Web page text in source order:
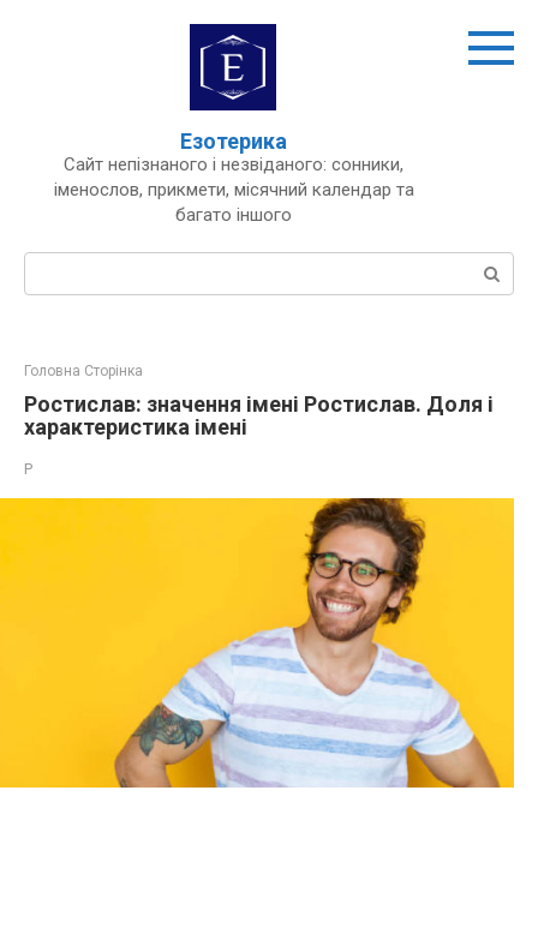
Езотерика
Сайт непізнаного і незвіданого: сонники,
іменослов, прикмети, місячний календар та
багато іншого
Пошук:
Головна Сторінка
Ростислав: значення імені Ростислав. Доля і
характеристика імені
Р